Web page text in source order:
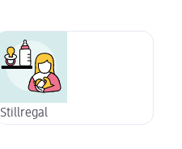
Stillregal